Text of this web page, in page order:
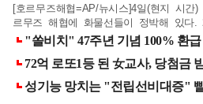
[호르무즈해협=AP/뉴시스]4일(현지 시
르무즈 해협에 화물선들이 정박해 있다.